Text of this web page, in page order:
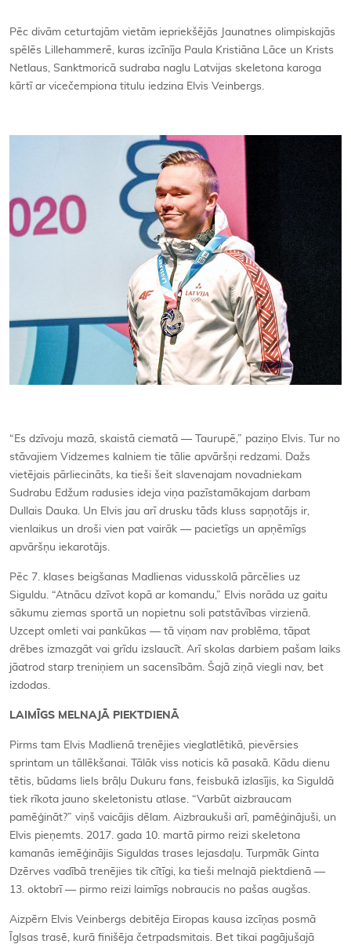
Kontakti
Pēc divām ceturtajām vietām iepriekšējās Jaunatnes olimpiskajās
spēlēs Lillehammerē, kuras izcīnīja Paula Kristiāna Lāce un Krists
Netlaus, Sanktmoricā sudraba naglu Latvijas skeletona karoga
kārtī ar vicečempiona titulu iedzina Elvis Veinbergs.
“Es dzīvoju mazā, skaistā ciematā — Taurupē,” paziņo Elvis. Tur no
stāvajiem Vidzemes kalniem tie tālie apvāršņi redzami. Dažs
vietējais pārliecināts, ka tieši šeit slavenajam novadniekam
Sudrabu Edžum radusies ideja viņa pazīstamākajam darbam
Dullais Dauka. Un Elvis jau arī drusku tāds kluss sapņotājs ir,
vienlaikus un droši vien pat vairāk — pacietīgs un apņēmīgs
apvāršņu iekarotājs.
Pēc 7. klases beigšanas Madlienas vidusskolā pārcēlies uz
Siguldu. “Atnācu dzīvot kopā ar komandu,” Elvis norāda uz gaitu
sākumu ziemas sportā un nopietnu soli patstāvības virzienā.
Uzcept omleti vai pankūkas — tā viņam nav problēma, tāpat
drēbes izmazgāt vai grīdu izslaucīt. Arī skolas darbiem pašam laiks
jāatrod starp treniņiem un sacensībām. Šajā ziņā viegli nav, bet
izdodas.
LAIMĪGS MELNAJĀ PIEKTDIENĀ
Pirms tam Elvis Madlienā trenējies vieglatlētikā, pievērsies
sprintam un tāllēkšanai. Tālāk viss noticis kā pasakā. Kādu dienu
tētis, būdams liels brāļu Dukuru fans, feisbukā izlasījis, ka Siguldā
tiek rīkota jauno skeletonistu atlase. “Varbūt aizbraucam
pamēģināt?” viņš vaicājis dēlam. Aizbraukuši arī, pamēģinājuši, un
Elvis pieņemts. 2017. gada 10. martā pirmo reizi skeletona
kamanās iemēģinājis Siguldas trases lejasdaļu. Turpmāk Ginta
Dzērves vadībā trenējies tik cītīgi, ka tieši melnajā piektdienā —
13. oktobrī — pirmo reizi laimīgs nobraucis no pašas augšas.
Aizpērn Elvis Veinbergs debitēja Eiropas kausa izcīņas posmā
Īglsas trasē, kurā finišēja četrpadsmitais. Bet tikai pagājušajā